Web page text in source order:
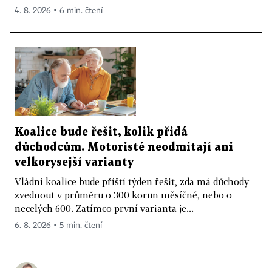
4. 8. 2026 ▪ 6 min. čtení
Koalice bude řešit, kolik přidá
důchodcům. Motoristé neodmítají ani
velkorysejší varianty
Vládní koalice bude příští týden řešit, zda má důchody
zvednout v průměru o 300 korun měsíčně, nebo o
necelých 600. Zatímco první varianta je...
6. 8. 2026 ▪ 5 min. čtení